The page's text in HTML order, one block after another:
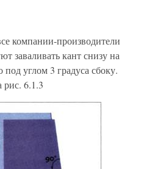
компании-производители
заваливать кант снизу на
под углом 3 градуса сбоку.
рис. 6.1.3